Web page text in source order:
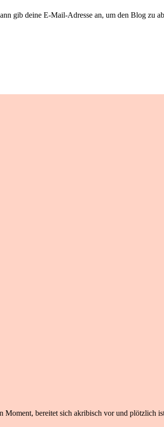
gib deine E-Mail-Adresse an, um den Blog zu
bereitet sich akribisch vor und plötzlich